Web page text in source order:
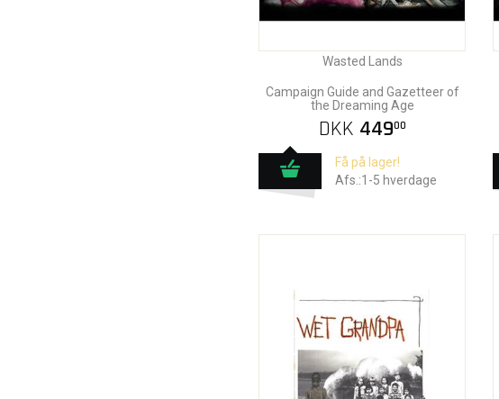
Wasted Lands
Campaign Guide and Gazetteer of
the Dreaming Age
DKK 44900
Få på lager!
Afs.:1-5 hverdage